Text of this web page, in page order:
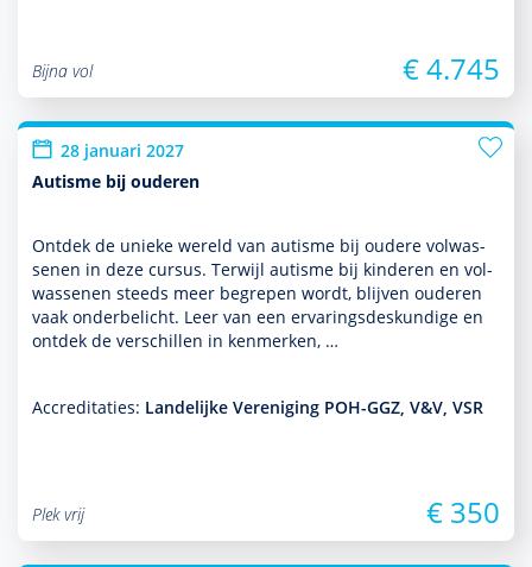
Bijna vol € 4.745
28 januari 2027
Autisme bij ouderen
Ontdek de unieke wereld van autisme bij oudere vol­was­
senen in deze cursus. Terwijl autisme bij kin­de­ren en vol­
was­senen steeds meer begrepen wordt, blijven ouderen
vaak onderbelicht. Leer van een ervarings­des­kun­dige en
ontdek de ver­schil­len in kenmerken, …
Accreditaties: Landelijke Vereniging POH-GGZ, V&V, VSR
Plek vrij € 350